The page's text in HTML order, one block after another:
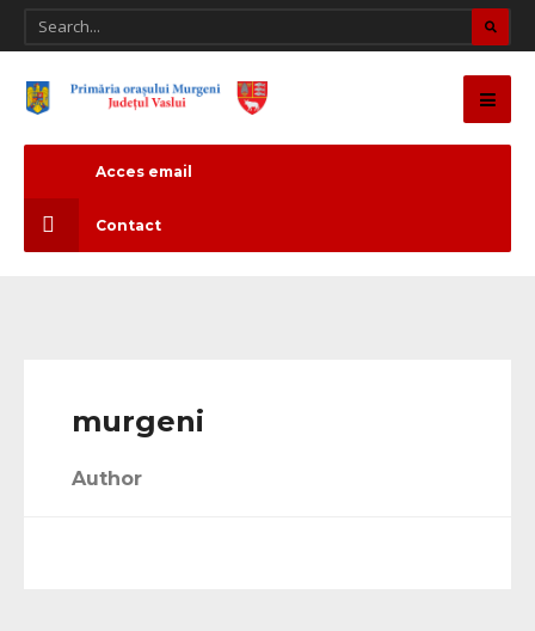
Acces email
Contact
murgeni
Author